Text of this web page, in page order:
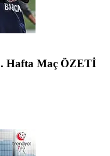
Hafta Maç ÖZETİ